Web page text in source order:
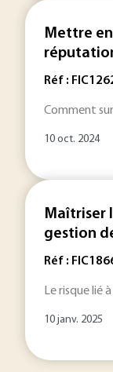
Mettre
Réf :
Comment
10 oct. 2024
Maîtriser
gestion
Réf :
Le risque lié à
10 janv. 2025